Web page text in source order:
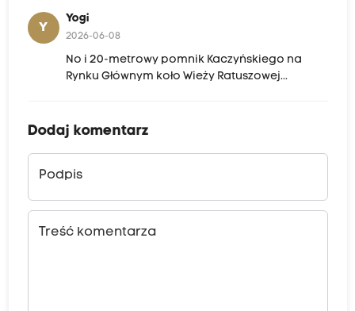
Y
Yogi
2026-06-08
No i 20-metrowy pomnik Kaczyńskiego na
Rynku Głównym koło Wieży Ratuszowej...
Dodaj komentarz
Podpis
Treść komentarza